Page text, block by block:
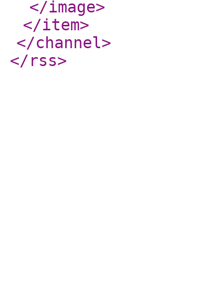
</image>
</item>
</channel>
</rss>